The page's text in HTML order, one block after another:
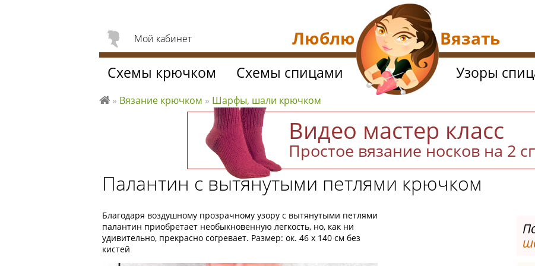
Видео мастер класс
Простое вязание носков на 2
Палантин с вытянутыми петлями крючком
Благодаря воздушному прозрачному узору с вытянутыми петлями
палантин приобретает необыкновенную легкость, но, как ни
удивительно, прекрасно согревает. Размер: ок. 46 х 140 см без
кистей
Мой кабинет
Схемы крючком Схемы спицами Узоры
ть
» Вязание крючком » Шарфы, шали крючком
Люблю Вязать